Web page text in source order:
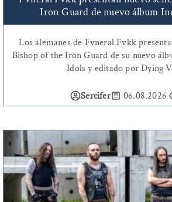
Iron Guard de nuevo álbum
Los alemanes de Fvneral Fvkk
Bishop of the Iron Guard de su nuevo
Idols y editado por Dying
Sercifer 06.08.2026